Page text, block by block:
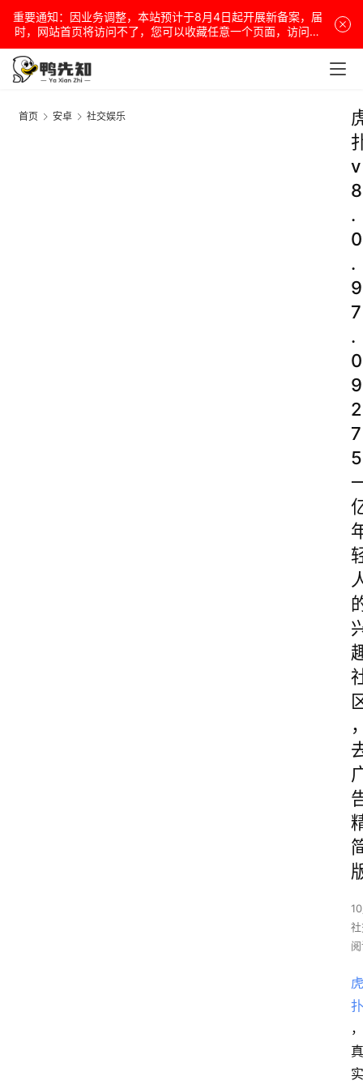
重要通知：因业务调整，本站预计于8月4日起开展新备案，届
时，网站首页将访问不了，您可以收藏任意一个页面，访问网
站！
首页 安卓 社交娱乐
v
8
.
0
.
9
7
.
0
9
2
7
5
虎
扑
，
真
实